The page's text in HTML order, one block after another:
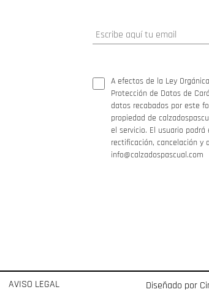
A efectos de la Ley
Protección de Datos de
datos recabados por este
propiedad de
el servicio. El usuario
rectificación, cancelación y
info@calzadospascual.com
AVISO LEGAL Diseñado por